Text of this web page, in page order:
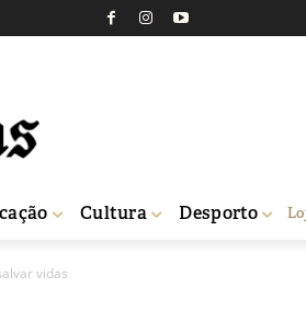
Cultura Desporto
vidas